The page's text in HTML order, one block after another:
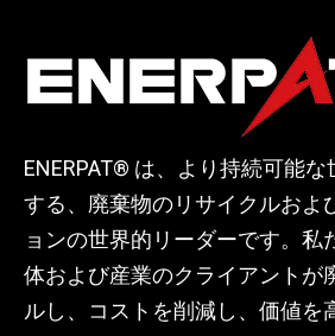
ENERPAT® は、より持続可能
する、廃棄物のリサイクルおよ
ョンの世界的リーダーです。私
体および産業のクライアントが
ルし、コストを削減し、価値を